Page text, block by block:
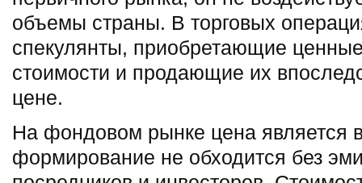
объемы страны. В торговых
спекулянты, приобретающие
стоимости и продающие их
цене.
На фондовом рынке цена является
формирование не обходится без